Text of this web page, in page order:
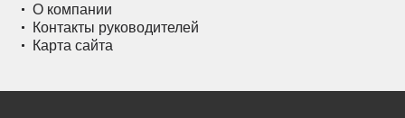
О компании
Контакты руководителей
Карта сайта